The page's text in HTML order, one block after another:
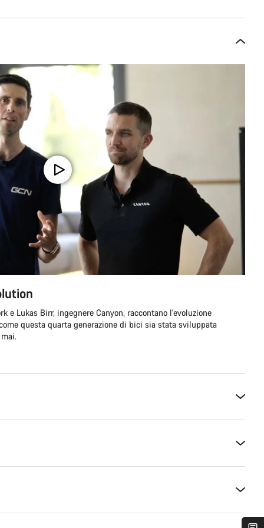
e Lukas Birr, ingegnere Canyon, raccontano l'evoluzione
questa quarta generazione di bici sia stata sviluppata